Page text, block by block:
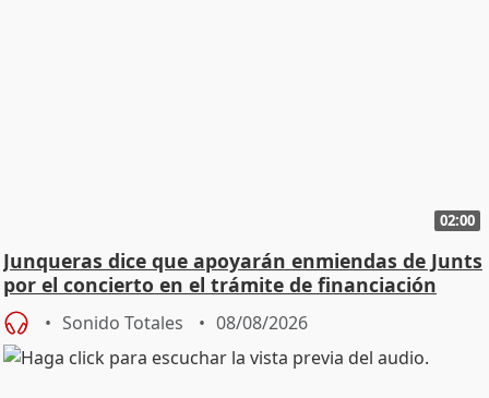
02:00
Junqueras dice que apoyarán enmiendas de Junts
por el concierto en el trámite de financiación
Sonido Totales 08/08/2026